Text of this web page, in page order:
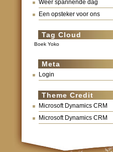
Weer spannende dag
Een opsteker voor ons
Tag Cloud
Boek Yoko
Meta
Login
Theme Credit
Microsoft Dynamics CRM
Microsoft Dynamics CRM